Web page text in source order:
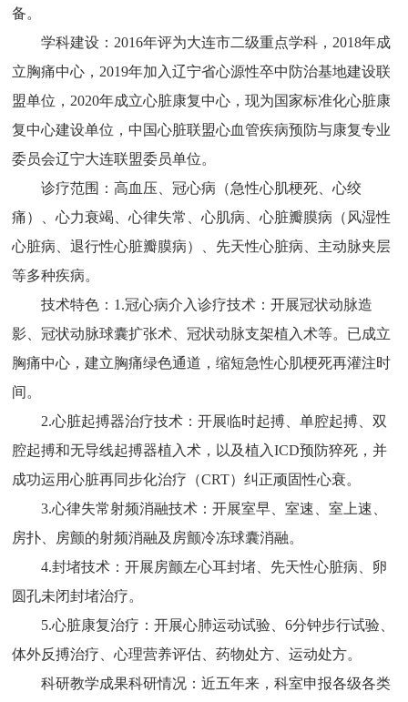
备。
学科建设：2016年评为大连市二级重点学科，2018年成
立胸痛中心，2019年加入辽宁省心源性卒中防治基地建设联
盟单位，2020年成立心脏康复中心，现为国家标准化心脏康
复中心建设单位，中国心脏联盟心血管疾病预防与康复专业
委员会辽宁大连联盟委员单位。
诊疗范围：高血压、冠心病（急性心肌梗死、心绞
痛）、心力衰竭、心律失常、心肌病、心脏瓣膜病（风湿性
心脏病、退行性心脏瓣膜病）、先天性心脏病、主动脉夹层
等多种疾病。
技术特色：1.冠心病介入诊疗技术：开展冠状动脉造
影、冠状动脉球囊扩张术、冠状动脉支架植入术等。已成立
胸痛中心，建立胸痛绿色通道，缩短急性心肌梗死再灌注时
间。
2.心脏起搏器治疗技术：开展临时起搏、单腔起搏、双
腔起搏和无导线起搏器植入术，以及植入ICD预防猝死，并
成功运用心脏再同步化治疗（CRT）纠正顽固性心衰。
3.心律失常射频消融技术：开展室早、室速、室上速、
房扑、房颤的射频消融及房颤冷冻球囊消融。
4.封堵技术：开展房颤左心耳封堵、先天性心脏病、卵
圆孔未闭封堵治疗。
5.心脏康复治疗：开展心肺运动试验、6分钟步行试验、
体外反搏治疗、心理营养评估、药物处方、运动处方。
科研教学成果科研情况：近五年来，科室申报各级各类